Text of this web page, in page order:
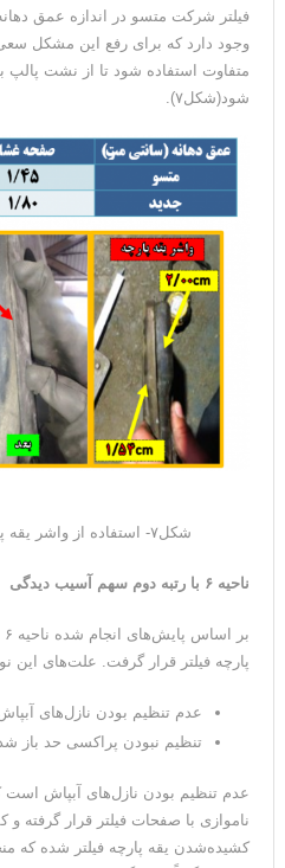
فیلتر شرکت متسو در اندازه عمق
وجود دارد که برای رفع این مشکل
متفاوت استفاده شود تا از نشت پالپ
شود(شکل۷).
شکل۷- استفاده از واشر یقه پارچه با ضخامت متفاوت
ناحیه ۶ با رتبه دوم سهم آسیب دیدگی
پارچه فیلتر قرار گرفت. علت‌های این
عدم تنظیم بودن نازل‌های
تنظیم نبودن پراکسی حد باز
عدم تنظیم بودن نازل‌های آبپاش
ناموازی با صفحات فیلتر قرار
کشیده‌شدن یقه پارچه فیلتر شده که